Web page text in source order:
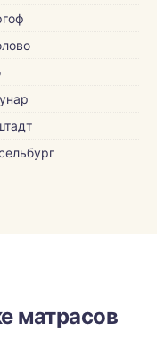
матрасов